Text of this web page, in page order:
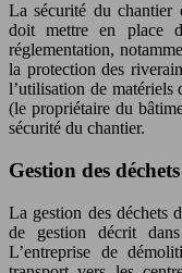
La sécurité du chantier
doit mettre en place
réglementation,
la protection des
l’utilisation de matériels
(le propriétaire du
sécurité du chantier.
Gestion des
La gestion des déchets
de gestion décrit
L’entreprise de